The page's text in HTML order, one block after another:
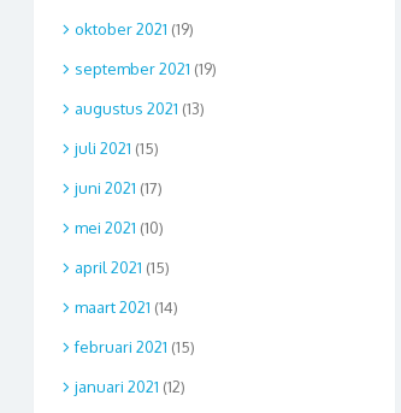
oktober 2021 (19)
september 2021 (19)
augustus 2021 (13)
juli 2021 (15)
juni 2021 (17)
mei 2021 (10)
april 2021 (15)
maart 2021 (14)
februari 2021 (15)
januari 2021 (12)